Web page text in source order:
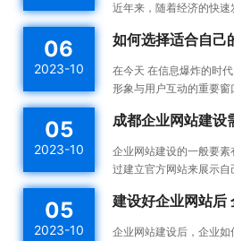
近年来，随着经济的快
引更...
06
2023-10
如何选择适合自己
在今天 在信息爆炸的时
形象与用户互动的重要
所以...
05
2023-10
成都企业网站建设
企业网站建设的一般要
过建立官方网站来展示
一件...
05
2023-10
建设好企业网站后
企业网站建设后，企业